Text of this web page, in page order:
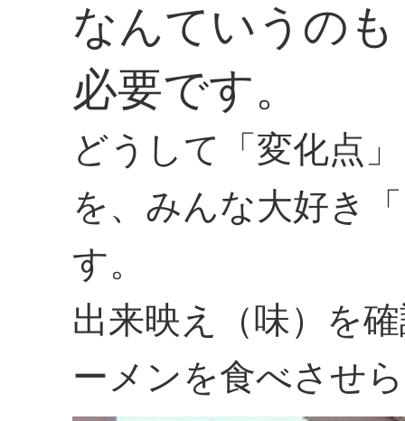
なんていうの
必要です。
どうして「変化点
を、みんな大好き
す。
出来映え（味）を
ーメンを食べさせ